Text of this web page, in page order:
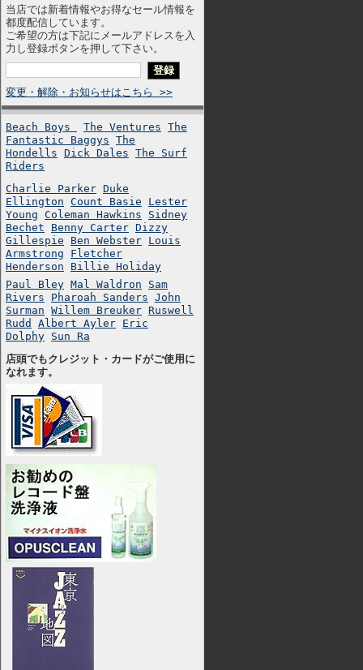
当店では新着情報やお得なセール情報を
都度配信しています。
ご希望の方は下記にメールアドレスを入
力し登録ボタンを押して下さい。
変更・解除・お知らせはこちら >>
Beach Boys The Ventures The
Fantastic Baggys The
Hondells Dick Dales The Surf
Riders
Charlie Parker Duke
Ellington Count Basie
Lester
Young Coleman Hawkins
Sidney
Bechet
Benny Carter Dizzy
Gillespie
Ben Webster Louis
Armstrong
Fletcher
Henderson
Billie Holiday
Paul Bley Mal Waldron
Sam
Rivers
Pharoah Sanders John
Surman Willem Breuker Ruswell
Rudd
Albert Ayler Eric
Dolphy Sun Ra
店頭でもクレジット・カードがご使用に
なれます。